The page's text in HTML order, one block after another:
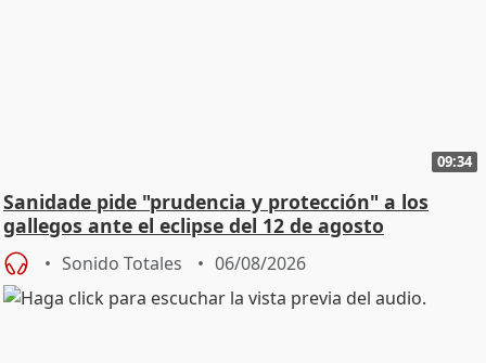
09:34
Sanidade pide "prudencia y protección" a los
gallegos ante el eclipse del 12 de agosto
Sonido Totales 06/08/2026